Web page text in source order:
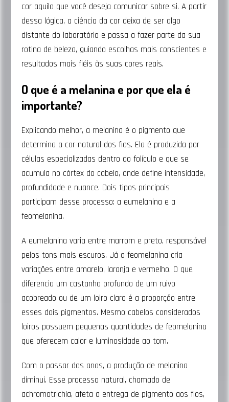
cor aquilo que você deseja comunicar sobre si. A partir
dessa lógica, a ciência da cor deixa de ser algo
distante do laboratório e passa a fazer parte da sua
rotina de beleza, guiando escolhas mais conscientes e
resultados mais fiéis às suas cores reais.
O que é a melanina e por que ela é
importante?
Explicando melhor, a melanina é o pigmento que
determina a cor natural dos fios. Ela é produzida por
células especializadas dentro do folículo e que se
acumula no córtex do cabelo, onde define intensidade,
profundidade e nuance. Dois tipos principais
participam desse processo: a eumelanina e a
feomelanina.
A eumelanina varia entre marrom e preto, responsável
pelos tons mais escuros. Já a feomelanina cria
variações entre amarelo, laranja e vermelho. O que
diferencia um castanho profundo de um ruivo
acobreado ou de um loiro claro é a proporção entre
esses dois pigmentos. Mesmo cabelos considerados
loiros possuem pequenas quantidades de feomelanina
que oferecem calor e luminosidade ao tom.
Com o passar dos anos, a produção de melanina
diminui. Esse processo natural, chamado de
achromotrichia, afeta a entrega de pigmento aos fios,